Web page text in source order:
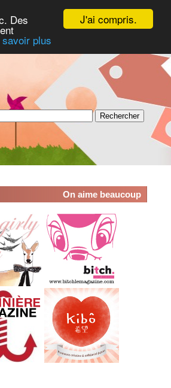
J'ai compris.
Des
savoir plus
Promesse pour le Japonest ouverte !
On aime beaucoup